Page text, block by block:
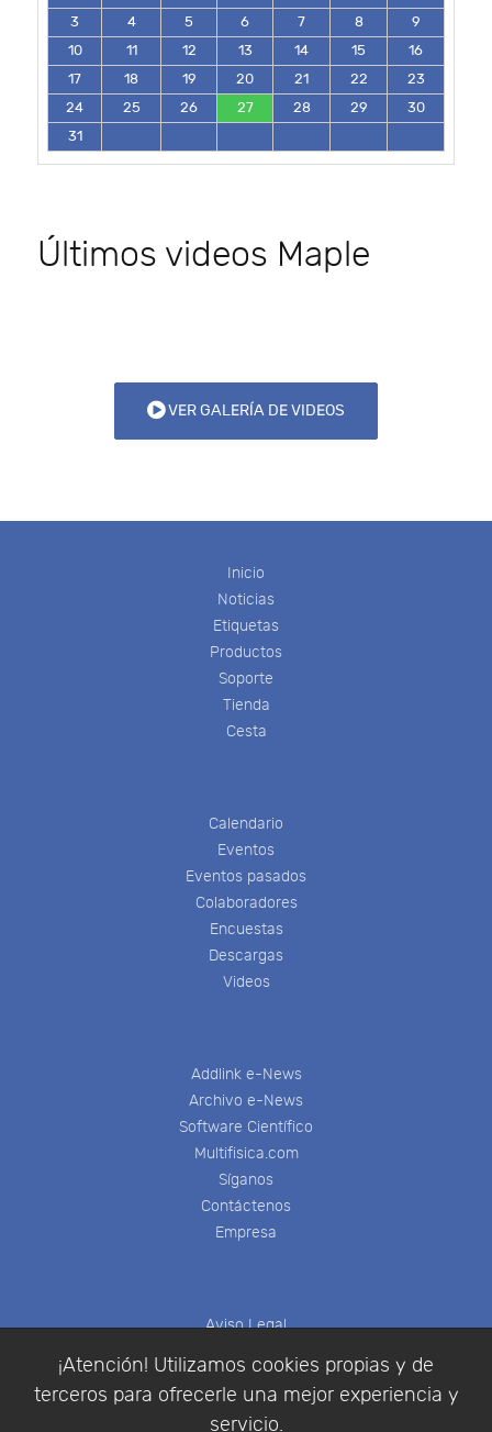
¡Atención! Utilizamos cookies propias y de
terceros para ofrecerle una mejor experiencia y
servicio.
3
4 5 6 7 8
9
10
11 12 13 14 15
16
17
18 19 20 21 22
23
24
25 26 27 28 29
30
31
Últimos videos Maple
VER GALERÍA DE VIDEOS
Inicio
Noticias
Etiquetas
Productos
Soporte
Tienda
Cesta
Calendario
Eventos
Eventos pasados
Colaboradores
Encuestas
Descargas
Videos
Addlink e-News
Archivo e-News
Software Científico
Multifisica.com
Síganos
Contáctenos
Empresa
Aviso Legal
Política de Privacidad
Condiciones de compra